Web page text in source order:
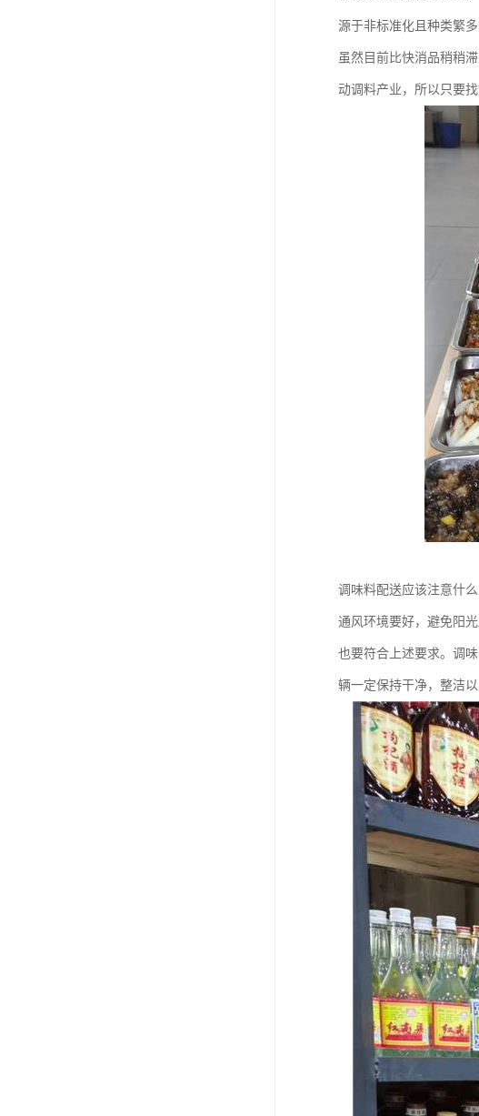
源于非标准化且种类繁
虽然目前比快消品稍稍
动调料产业，所以只要
调味料配送应该注意什
通风环境要好，避免阳
也要符合上述要求。调
辆一定保持干净，整洁以